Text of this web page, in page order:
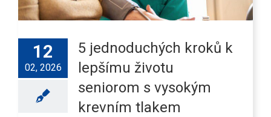
12
02, 2026
5 jednoduchých kroků k
lepšímu životu
seniorom s vysokým
krevním tlakem